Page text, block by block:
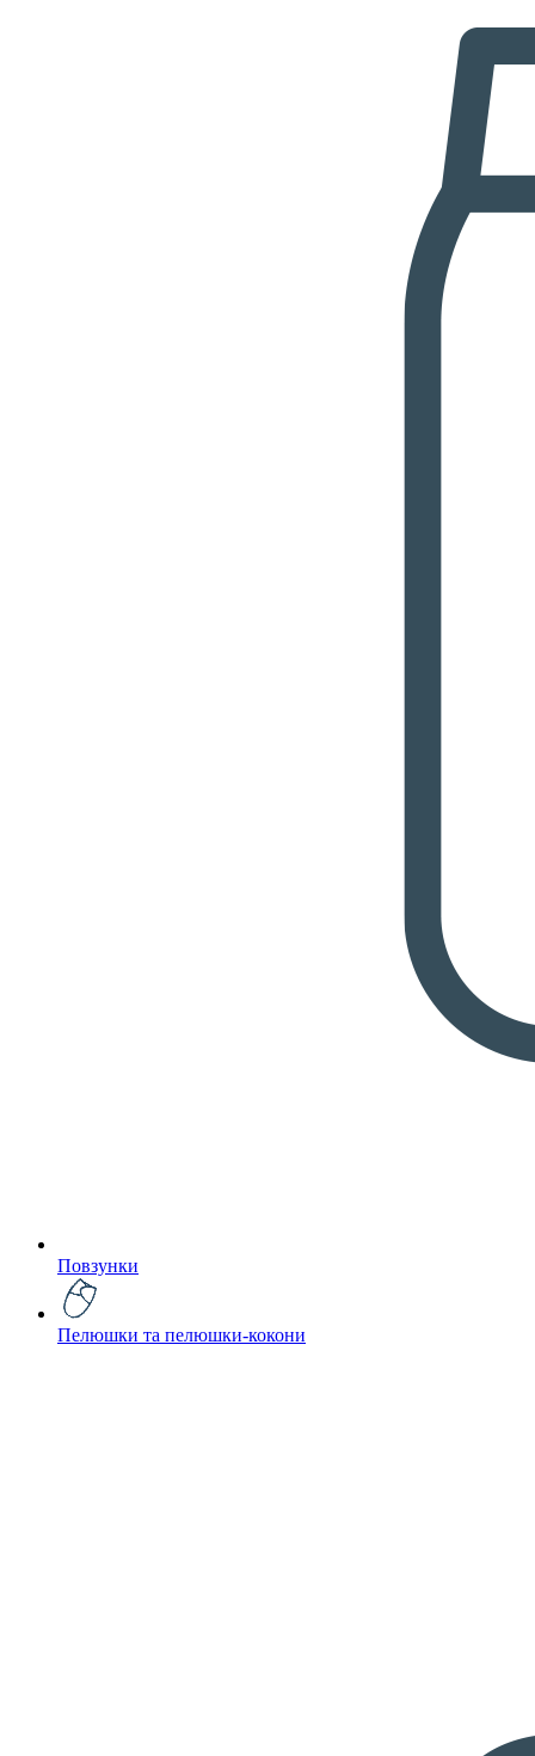
Повзунки
Пелюшки та пелюшки-кокони